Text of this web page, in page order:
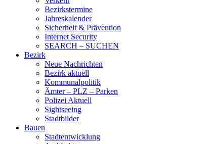
Bezirkstermine
Jahreskalender
Sicherheit & Prävention
Internet Security
SEARCH – SUCHEN
Bezirk
Neue Nachrichten
Bezirk aktuell
Kommunalpolitik
Ämter – PLZ – Parken
Polizei Aktuell
Sightseeing
Stadtbilder
Bauen
Stadtentwicklung